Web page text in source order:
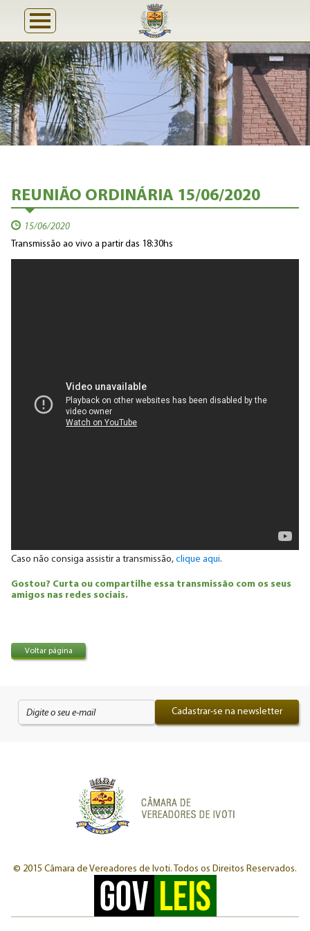
REUNIÃO ORDINÁRIA 15/06/2020
15/06/2020
Transmissão ao vivo a partir das 18:30hs
Caso não consiga assistir a transmissão, clique aqui.
Gostou? Curta ou compartilhe essa transmissão com os seus
amigos nas redes sociais.
Voltar página
Cadastrar-se na newsletter
© 2015 Câmara de Vereadores de Ivoti. Todos os Direitos Reservados.